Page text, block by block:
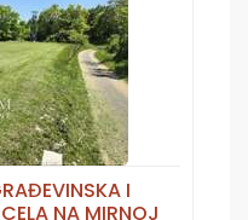
I
NA MIRNOJ